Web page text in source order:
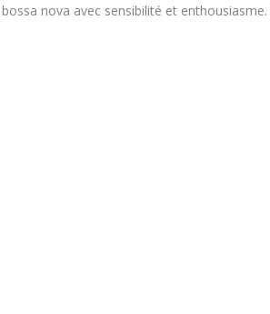
nova avec sensibilité et enthousiasme.